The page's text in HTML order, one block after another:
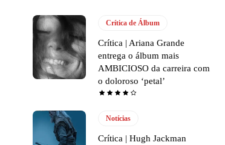
Crítica de Álbum
Crítica | Ariana Grande
entrega o álbum mais
AMBICIOSO da carreira com
o doloroso ‘petal’
Notícias
Crítica | Hugh Jackman